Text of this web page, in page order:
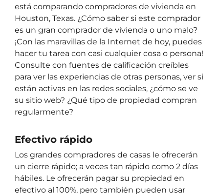
está comparando compradores de vivienda en
Houston, Texas. ¿Cómo saber si este comprador
es un gran comprador de vivienda o uno malo?
¡Con las maravillas de la Internet de hoy, puedes
hacer tu tarea con casi cualquier cosa o persona!
Consulte con fuentes de calificación creíbles
para ver las experiencias de otras personas, ver si
están activas en las redes sociales, ¿cómo se ve
su sitio web? ¿Qué tipo de propiedad compran
regularmente?
Efectivo rápido
Los grandes compradores de casas le ofrecerán
un cierre rápido; a veces tan rápido como 2 días
hábiles. Le ofrecerán pagar su propiedad en
efectivo al 100%, pero también pueden usar